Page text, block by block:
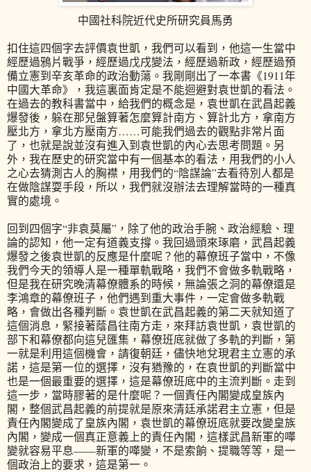
中國社科院近代史所研究員馬勇
扣住這四個字去評價袁世凱，我們可以看到，他這一生當中
經歷過鴉片戰爭，經歷過戊戌變法，經歷過新政，經歷過預
備立憲到辛亥革命的政治動蕩。我剛剛出了一本書《1911年
中國大革命》，我這裏面肯定是不能迴避對袁世凱的看法。
在過去的教科書當中，給我們的概念是，袁世凱在武昌起義
爆發後，躲在那兒盤算著怎麼算計南方、算計北方，拿南方
壓北方，拿北方壓南方……可能我們過去的觀點非常片面
了，也就是說並沒有進入到袁世凱的內心去思考問題。另
外，我在歷史的研究當中有一個基本的看法，用我們的小人
之心去猜測古人的胸襟，用我們的“陰謀論”去看待別人都是
在做陰謀耍手段，所以，我們就沒辦法去理解當時的一種真
實的處境。
回到四個字“非袁莫屬”，除了他的政治手腕、政治經驗、理
論的認知，他一定有道義支撐。我回過頭來琢磨，武昌起義
爆發之後袁世凱的反應是什麼呢？他的幕僚班子當中，不像
我們今天的領導人是一種單軌戰略，我們不會做多軌戰略，
但是我在研究晚清幕僚體系的時候，無論張之洞的幕僚還是
李鴻章的幕僚班子，他們遇到重大事件，一定會做多軌戰
略，會做出各種判斷。袁世凱在武昌起義的第二天就知道了
這個消息，緊接著蔭昌往南方走，來拜訪袁世凱，袁世凱的
部下和幕僚都向這兒匯集，幕僚班底就做了多軌的判斷，第
一就是利用這個機會，請復朝廷，儘快地兌現君主立憲的承
諾，這是第一位的選擇，沒有猶豫的，在袁世凱的判斷當中
也是一個最重要的選擇，這是幕僚班底中的主流判斷。走到
這一步，當時膠著的是什麼呢？一個責任內閣變成皇族內
閣，整個武昌起義的前提就是原來清廷承諾君主立憲，但是
責任內閣變成了皇族內閣，袁世凱的幕僚班底就要改變皇族
內閣，變成一個真正意義上的責任內閣，這樣武昌新軍的嘩
變就容易平息——新軍的嘩變，不是索餉、提職等等，是一
個政治上的要求，這是第一。